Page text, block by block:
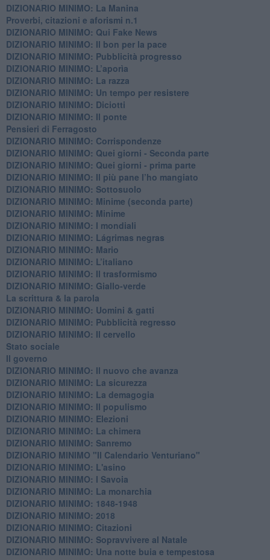
DIZIONARIO MINIMO: La Manina
​Proverbi, citazioni e aforismi n.1
DIZIONARIO MINIMO: Qui Fake News
DIZIONARIO MINIMO: ​Il bon per la pace
DIZIONARIO MINIMO: Pubblicità progresso
DIZIONARIO MINIMO: L’aporìa
DIZIONARIO MINIMO: La razza
DIZIONARIO MINIMO: Un tempo per resistere
DIZIONARIO MINIMO: Diciotti
DIZIONARIO MINIMO: Il ponte
Pensieri di Ferragosto
DIZIONARIO MINIMO: Corrispondenze
DIZIONARIO MINIMO: Quei giorni - Seconda parte
DIZIONARIO MINIMO: Quei giorni - prima parte
DIZIONARIO MINIMO: Il più pane l’ho mangiato
DIZIONARIO MINIMO: Sottosuolo
DIZIONARIO MINIMO: Minime (seconda parte)
DIZIONARIO MINIMO: Minime
DIZIONARIO MINIMO: ​I mondiali
DIZIONARIO MINIMO: ​Lágrimas negras
DIZIONARIO MINIMO: Mario
DIZIONARIO MINIMO: L’italiano
DIZIONARIO MINIMO: Il trasformismo
DIZIONARIO MINIMO: Giallo-verde
La scrittura & la parola
​DIZIONARIO MINIMO: Uomini & gatti
DIZIONARIO MINIMO: ​Pubblicità regresso
DIZIONARIO MINIMO: Il cervello
Stato sociale
Il governo
DIZIONARIO MINIMO: Il nuovo che avanza
DIZIONARIO MINIMO: La sicurezza
DIZIONARIO MINIMO: La demagogia
DIZIONARIO MINIMO: Il populismo
DIZIONARIO MINIMO: Elezioni
DIZIONARIO MINIMO: La chimera
DIZIONARIO MINIMO: Sanremo
DIZIONARIO MINIMO "Il Calendario Venturiano"
DIZIONARIO MINIMO: L'asino
DIZIONARIO MINIMO: I Savoia
DIZIONARIO MINIMO: La monarchia
DIZIONARIO MINIMO: 1848-1948
DIZIONARIO MINIMO: 2018
DIZIONARIO MINIMO: Citazioni
DIZIONARIO MINIMO: ​Sopravvivere al Natale
DIZIONARIO MINIMO: ​Una notte buia e tempestosa